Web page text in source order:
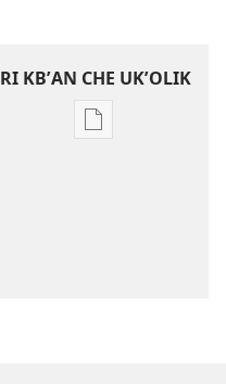
RI KBʼAN CHE UKʼOLIK
Digital